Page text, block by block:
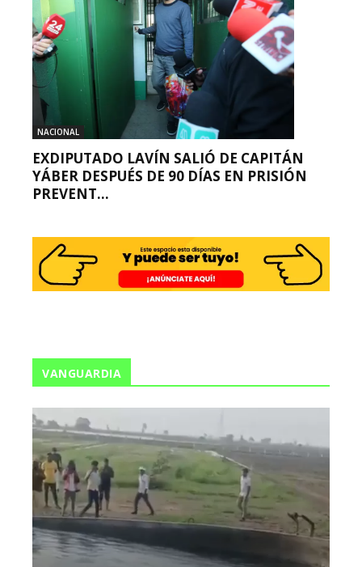
NACIONAL
EXDIPUTADO LAVÍN SALIÓ DE CAPITÁN
YÁBER DESPUÉS DE 90 DÍAS EN PRISIÓN
PREVENT...
VANGUARDIA